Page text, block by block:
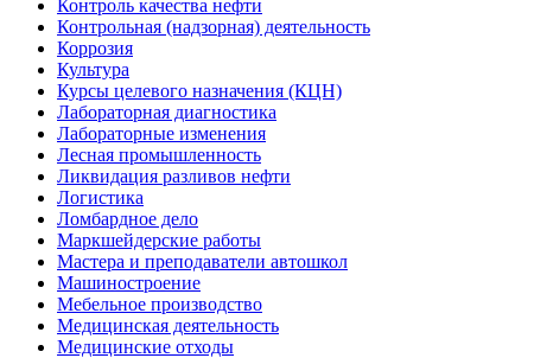
Контроль качества нефти
Контрольная (надзорная) деятельность
Коррозия
Культура
Курсы целевого назначения (КЦН)
Лабораторная диагностика
Лабораторные изменения
Лесная промышленность
Ликвидация разливов нефти
Логистика
Ломбардное дело
Маркшейдерские работы
Мастера и преподаватели автошкол
Машиностроение
Мебельное производство
Медицинская деятельность
Медицинские отходы